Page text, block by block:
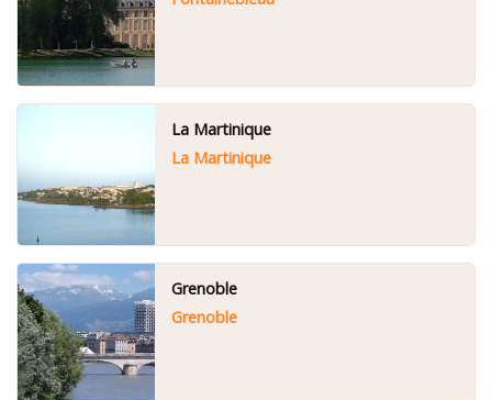
La Martinique
La Martinique
Grenoble
Grenoble